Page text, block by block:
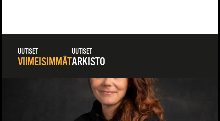
UUTISET
VIIMEISIMMÄT
UUTISET
ARKISTO